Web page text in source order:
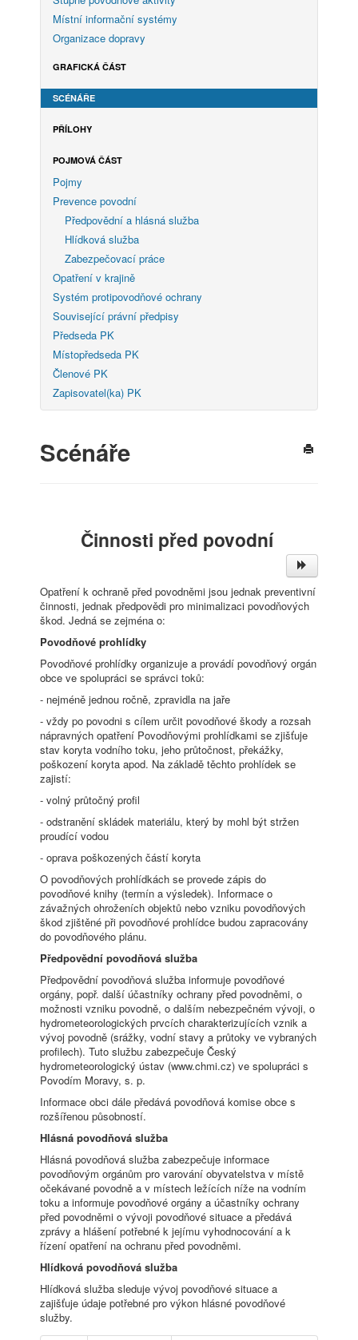
Místní informační systémy
Organizace dopravy
GRAFICKÁ ČÁST
SCÉNÁŘE
PŘÍLOHY
POJMOVÁ ČÁST
Pojmy
Prevence povodní
Předpovědní a hlásná služba
Hlídková služba
Zabezpečovací práce
Opatření v krajině
Systém protipovodňové ochrany
Související právní předpisy
Předseda PK
Místopředseda PK
Členové PK
Zapisovatel(ka) PK
Scénáře
Činnosti před povodní
Opatření k ochraně před povodněmi jsou jednak preventivní
činnosti, jednak předpovědi pro minimalizaci povodňových
škod. Jedná se zejména o:
Povodňové prohlídky
Povodňové prohlídky organizuje a provádí povodňový orgán
obce ve spolupráci se správci toků:
- nejméně jednou ročně, zpravidla na jaře
- vždy po povodni s cílem určit povodňové škody a rozsah
nápravných opatření Povodňovými prohlídkami se zjišťuje
stav koryta vodního toku, jeho průtočnost, překážky,
poškození koryta apod. Na základě těchto prohlídek se
zajistí:
- volný průtočný profil
- odstranění skládek materiálu, který by mohl být stržen
proudící vodou
- oprava poškozených částí koryta
O povodňových prohlídkách se provede zápis do
povodňové knihy (termín a výsledek). Informace o
závažných ohroženích objektů nebo vzniku povodňových
škod zjištěné při povodňové prohlídce budou zapracovány
do povodňového plánu.
Předpovědní povodňová služba
Předpovědní povodňová služba informuje povodňové
orgány, popř. další účastníky ochrany před povodněmi, o
možnosti vzniku povodně, o dalším nebezpečném vývoji, o
hydrometeorologických prvcích charakterizujících vznik a
vývoj povodně (srážky, vodní stavy a průtoky ve vybraných
profilech). Tuto službu zabezpečuje Český
hydrometeorologický ústav (www.chmi.cz) ve spolupráci s
Povodím Moravy, s. p.
Informace obci dále předává povodňová komise obce s
rozšířenou působností.
Hlásná povodňová služba
Hlásná povodňová služba zabezpečuje informace
povodňovým orgánům pro varování obyvatelstva v místě
očekávané povodně a v místech ležících níže na vodním
toku a informuje povodňové orgány a účastníky ochrany
před povodněmi o vývoji povodňové situace a předává
zprávy a hlášení potřebné k jejímu vyhodnocování a k
řízení opatření na ochranu před povodněmi.
Hlídková povodňová služba
Hlídková služba sleduje vývoj povodňové situace a
zajišťuje údaje potřebné pro výkon hlásné povodňové
služby.